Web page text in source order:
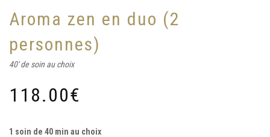
Aroma zen en duo (2
personnes)
40' de soin au choix
118.00€
1 soin de 40 min au choix